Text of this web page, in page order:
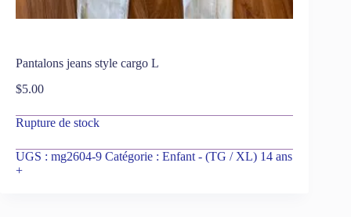
Pantalons jeans style cargo L
$5.00
Rupture de stock
UGS : mg2604-9 Catégorie : Enfant - (TG / XL) 14 ans
+